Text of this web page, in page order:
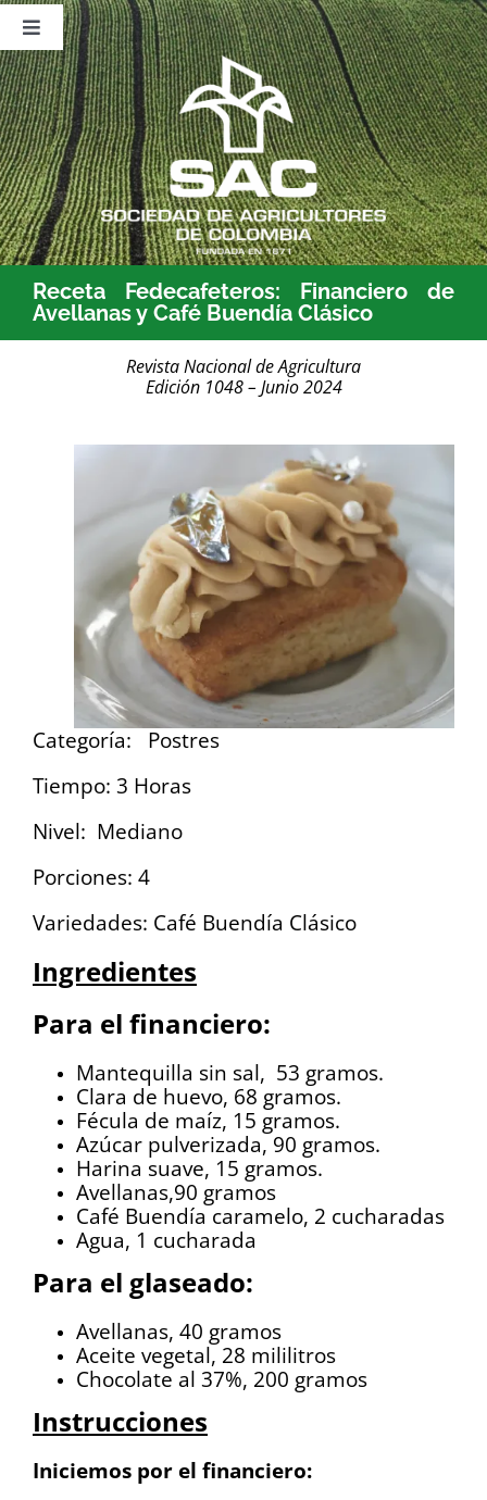
Saltar
contenido
Toggle
Navigation
Nosotros
Publicaciones
Sala de Prensa
Eventos
Receta Fedecafeteros: Financiero de
Avellanas y Café Buendía Clásico
Revista Nacional de Agricultura
Edición 1048 – Junio 2024
Categoría: Postres
Tiempo: 3 Horas
Nivel: Mediano
Porciones: 4
Variedades: Café Buendía Clásico
Ingredientes
Para el financiero:
Mantequilla sin sal, 53 gramos.
Clara de huevo, 68 gramos.
Fécula de maíz, 15 gramos.
Azúcar pulverizada, 90 gramos.
Harina suave, 15 gramos.
Avellanas,90 gramos
Café Buendía caramelo, 2 cucharadas
Agua, 1 cucharada
Para el glaseado:
Avellanas, 40 gramos
Aceite vegetal, 28 mililitros
Chocolate al 37%, 200 gramos
Instrucciones
Iniciemos por el financiero: